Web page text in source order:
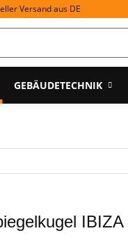
Versand aus DE
GEBÄUDETECHNIK